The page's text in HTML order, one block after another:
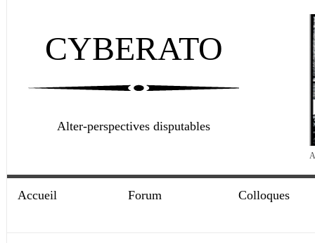
CYBERATO
Alter-perspectives disputables
Accueil Forum Colloques